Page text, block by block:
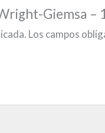
Giemsa –
Los campos